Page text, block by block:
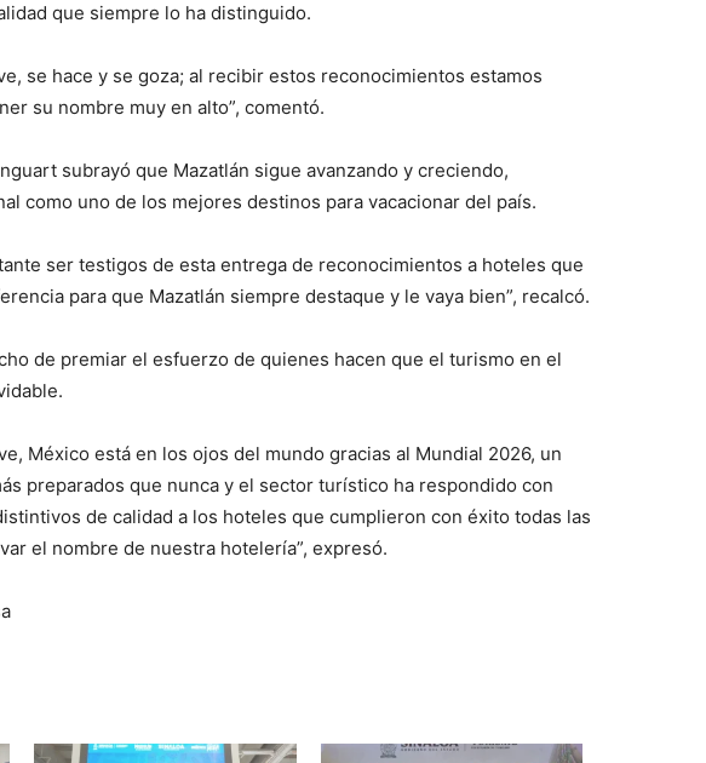
que siempre lo ha distinguido.
se hace y se goza; al recibir estos reconocimientos estamos
su nombre muy en alto”, comentó.
subrayó que Mazatlán sigue avanzando y creciendo,
como uno de los mejores destinos para vacacionar del país.
ser testigos de esta entrega de reconocimientos a hoteles que
para que Mazatlán siempre destaque y le vaya bien”, recalcó.
de premiar el esfuerzo de quienes hacen que el turismo en el
México está en los ojos del mundo gracias al Mundial 2026, un
preparados que nunca y el sector turístico ha respondido con
de calidad a los hoteles que cumplieron con éxito todas las
el nombre de nuestra hotelería”, expresó.